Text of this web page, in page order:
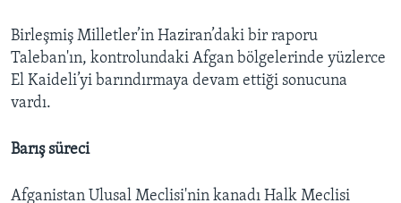
Birleşmiş Milletler’in Haziran’daki bir raporu
Taleban'ın, kontrolundaki Afgan bölgelerinde yüzlerce
El Kaideli’yi barındırmaya devam ettiği sonucuna
vardı.
Barış süreci
Afganistan Ulusal Meclisi'nin kanadı Halk Meclisi